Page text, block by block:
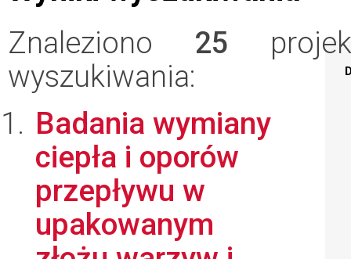
Znaleziono 25
wyszukiwania:
Badania wymiany
ciepła i oporów
przepływu w
upakowanym